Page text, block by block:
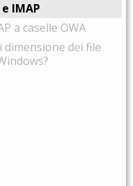
IMAP
a caselle OWA
dei file